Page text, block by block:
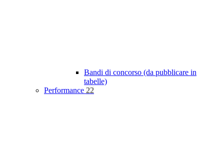
Bandi di concorso (da pubblicare in
tabelle)
Performance 22